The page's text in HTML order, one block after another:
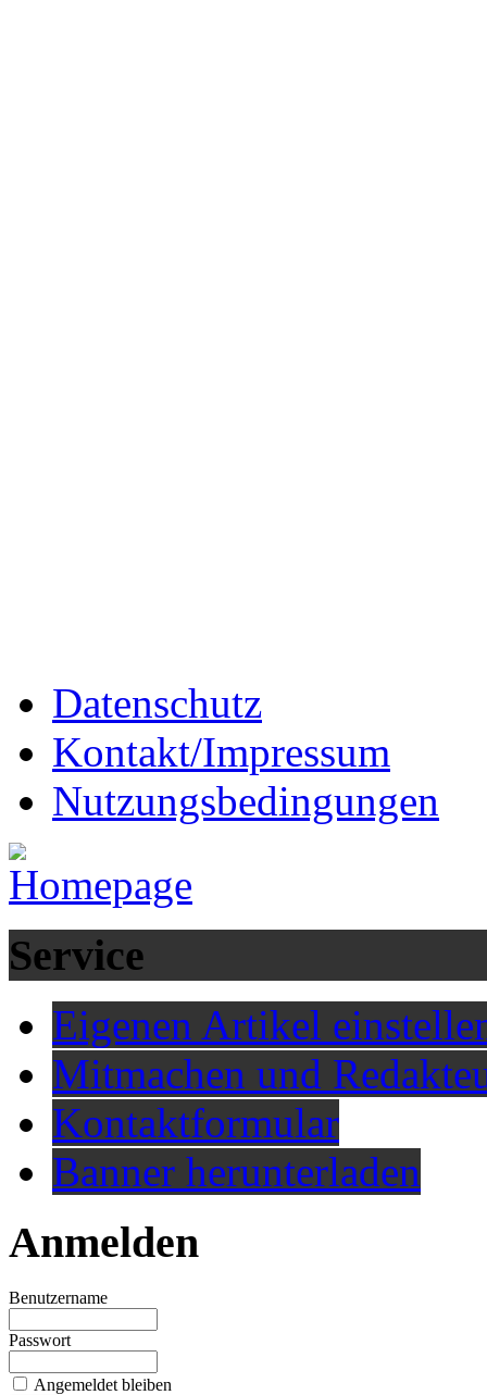
Datenschutz
Kontakt/Impressum
Nutzungsbedingungen
Service
Eigenen Artikel
Mitmachen und
Kontaktformular
Banner herunterladen
Anmelden
Benutzername
Passwort
Angemeldet bleiben